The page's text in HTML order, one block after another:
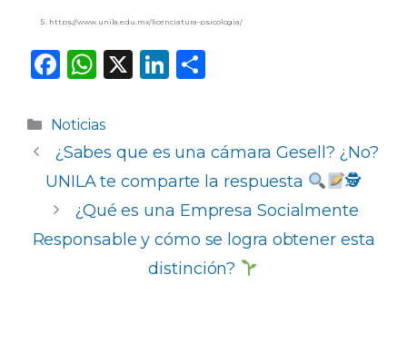
https://www.unila.edu.mx/licenciatura-psicologia/
F
c
e
b
o
o
W
a
ts
A
p
p
X
Li
e
dI
n
p
ar
ti
r
Categorías
Noticias
¿Sabes que es una cámara Gesell? ¿No?
UNILA te comparte la respuesta
​🕵
¿Qué es una Empresa Socialmente
Responsable y cómo se logra obtener esta
distinción?